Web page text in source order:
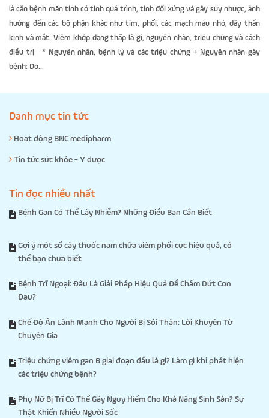
là căn bệnh mãn tính có tính quá trình, tính đối xứng và gây suy nhược, ảnh
hưởng đến các bộ phận khác như tim, phổi, các mạch máu nhỏ, dây thần
kinh và mắt. Viêm khớp dạng thấp là gì, nguyên nhân, triệu chứng và cách
điều trị * Nguyên nhân, bệnh lý và các triệu chứng + Nguyên nhân gây
bệnh: Do...
Danh mục tin tức
Hoạt động BNC medipharm
Tin tức sức khỏe - Y dược
Tin đọc nhiều nhất
Bệnh Gan Có Thể Lây Nhiễm? Những Điều Bạn Cần Biết
Gợi ý một số cây thuốc nam chữa viêm phổi cực hiệu quả, có
thể bạn chưa biết
Bệnh Trĩ Ngoại: Đâu Là Giải Pháp Hiệu Quả Để Chấm Dứt Cơn
Đau?
Chế Độ Ăn Lành Mạnh Cho Người Bị Sỏi Thận: Lời Khuyên Từ
Chuyên Gia
Triệu chứng viêm gan B giai đoạn đầu là gì? Làm gì khi phát hiện
các triệu chứng bệnh?
Phụ Nữ Bị Trĩ Có Thể Gây Nguy Hiểm Cho Khả Năng Sinh Sản? Sự
Thật Khiến Nhiều Người Sốc